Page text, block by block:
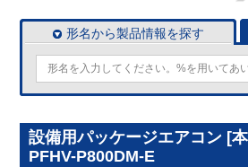
形名から製品情報を探す
設備用パッケージエアコン [
PFHV-P800DM-E